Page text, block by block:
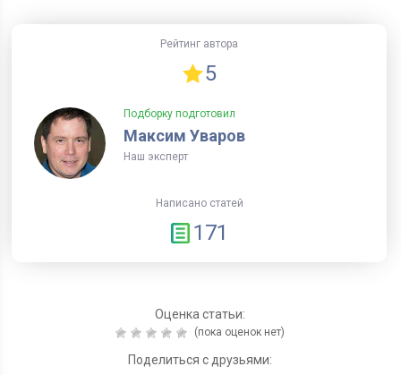
Рейтинг автора
5
Подборку подготовил
Максим Уваров
Наш эксперт
Написано статей
171
Оценка статьи:
(пока оценок нет)
Поделиться с друзьями: